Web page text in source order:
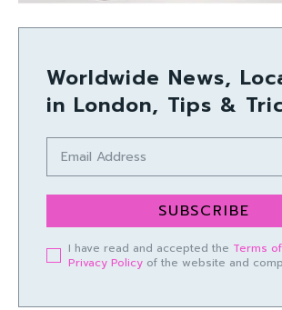
Worldwide News,
in London, Tips &
SUBSCRIBE
I have read and accepted the Terms
Privacy Policy of the website and